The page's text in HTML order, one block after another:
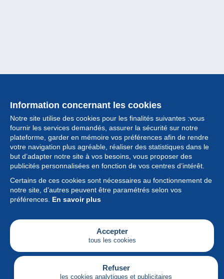
Information concernant les cookies
Notre site utilise des cookies pour les finalités suivantes :vous
fournir les services demandés, assurer la sécurité sur notre
plateforme, garder en mémoire vos préférences afin de rendre
votre navigation plus agréable, réaliser des statistiques dans le
but d’adapter notre site à vos besoins, vous proposer des
publicités personnalisées en fonction de vos centres d’intérêt.
Certains de ces cookies sont nécessaires au fonctionnement de
notre site, d’autres peuvent être paramétrés selon vos
préférences. En savoir plus
Accepter
tous les cookies
Refuser
les cookies analytiques et publicitaires
Collection
Actualités
Fonctionnalités
Société
Services
Articles